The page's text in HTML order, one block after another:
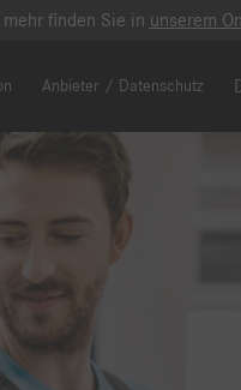
finden Sie in unserem
Anbieter / Datenschutz